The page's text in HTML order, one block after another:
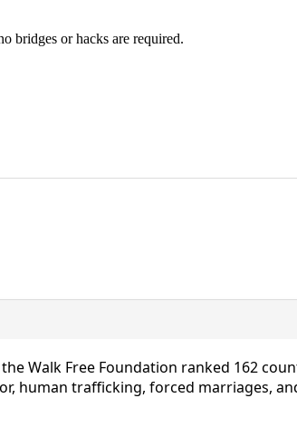
bridges or hacks are required.
Walk Free Foundation ranked 162
human trafficking, forced marriages,